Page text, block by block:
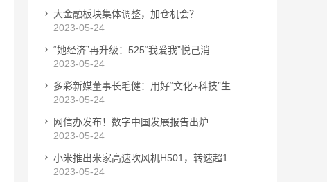
大金融板块集体调整，加仓机会？
2023-05-24
“她经济”再升级：525“我爱我”悦己消
2023-05-24
多彩新媒董事长毛健：用好“文化+科技”生
2023-05-24
网信办发布！数字中国发展报告出炉
2023-05-24
小米推出米家高速吹风机H501，转速超1
2023-05-24